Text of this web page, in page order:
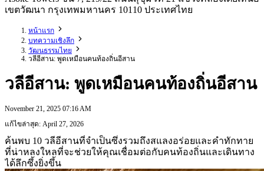
เขตวัฒนา กรุงเทพมหานคร 10110 ประเทศไทย
หน้าแรก
บทความเชิงลึก
วัฒนธรรมไทย
วลีอีสาน: พูดเหมือนคนท้องถิ่นอีสาน
วลีอีสาน: พูดเหมือนคนท้องถิ่นอีสาน
November 21, 2025 07:16 AM
แก้ไขล่าสุด: April 27, 2026
ค้นพบ 10 วลีอีสานที่จำเป็นซึ่งรวมถึงสแลงอร่อยและคำทักทาย
ที่น่าหลงใหลที่จะช่วยให้คุณเชื่อมต่อกับคนท้องถิ่นและเดินทาง
ได้ลึกซึ้งยิ่งขึ้น